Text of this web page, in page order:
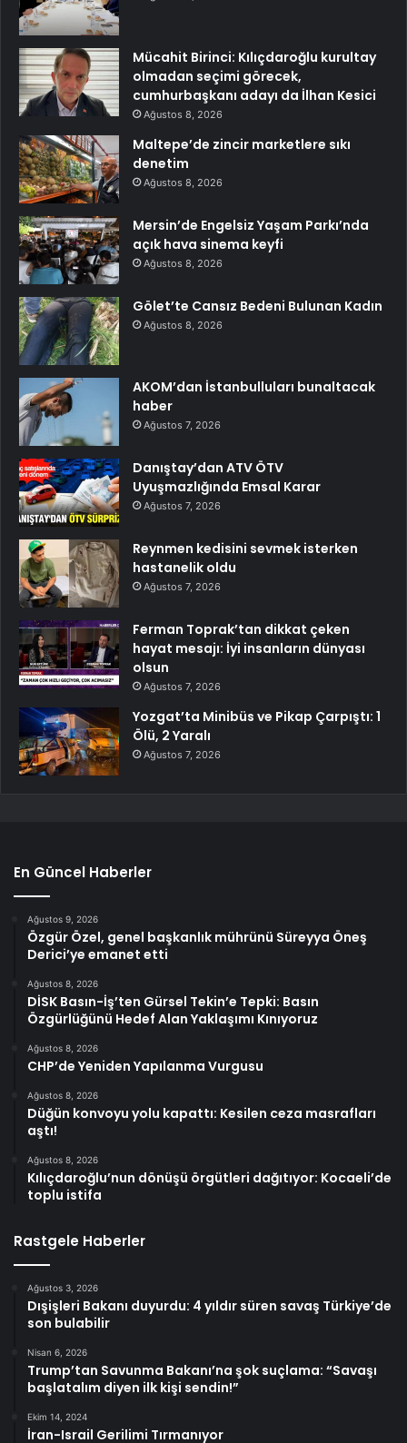
Mücahit Birinci: Kılıçdaroğlu kurultay
olmadan seçimi görecek,
cumhurbaşkanı adayı da İlhan Kesici
Ağustos 8, 2026
Maltepe’de zincir marketlere sıkı
denetim
Ağustos 8, 2026
Mersin’de Engelsiz Yaşam Parkı’nda
açık hava sinema keyfi
Ağustos 8, 2026
Gölet’te Cansız Bedeni Bulunan Kadın
Ağustos 8, 2026
AKOM’dan İstanbulluları bunaltacak
haber
Ağustos 7, 2026
Danıştay’dan ATV ÖTV
Uyuşmazlığında Emsal Karar
Ağustos 7, 2026
Reynmen kedisini sevmek isterken
hastanelik oldu
Ağustos 7, 2026
Ferman Toprak’tan dikkat çeken
hayat mesajı: İyi insanların dünyası
olsun
Ağustos 7, 2026
Yozgat’ta Minibüs ve Pikap Çarpıştı: 1
Ölü, 2 Yaralı
Ağustos 7, 2026
En Güncel Haberler
Ağustos 9, 2026
Özgür Özel, genel başkanlık mührünü Süreyya Öneş
Derici’ye emanet etti
Ağustos 8, 2026
DİSK Basın-İş’ten Gürsel Tekin’e Tepki: Basın
Özgürlüğünü Hedef Alan Yaklaşımı Kınıyoruz
Ağustos 8, 2026
CHP’de Yeniden Yapılanma Vurgusu
Ağustos 8, 2026
Düğün konvoyu yolu kapattı: Kesilen ceza masrafları
aştı!
Ağustos 8, 2026
Kılıçdaroğlu’nun dönüşü örgütleri dağıtıyor: Kocaeli’de
toplu istifa
Rastgele Haberler
Ağustos 3, 2026
Dışişleri Bakanı duyurdu: 4 yıldır süren savaş Türkiye’de
son bulabilir
Nisan 6, 2026
Trump’tan Savunma Bakanı’na şok suçlama: “Savaşı
başlatalım diyen ilk kişi sendin!”
Ekim 14, 2024
İran-Israil Gerilimi Tırmanıyor